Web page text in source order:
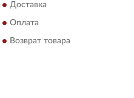
Доставка
Оплата
Возврат товара